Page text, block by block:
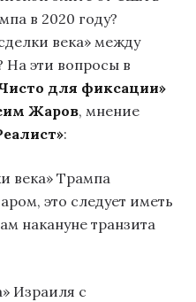
в 2020 году?
века» между
эти вопросы в
для фиксации»
Жаров, мнение
:
века» Трампа
это следует иметь
накануне транзита
Израиля с